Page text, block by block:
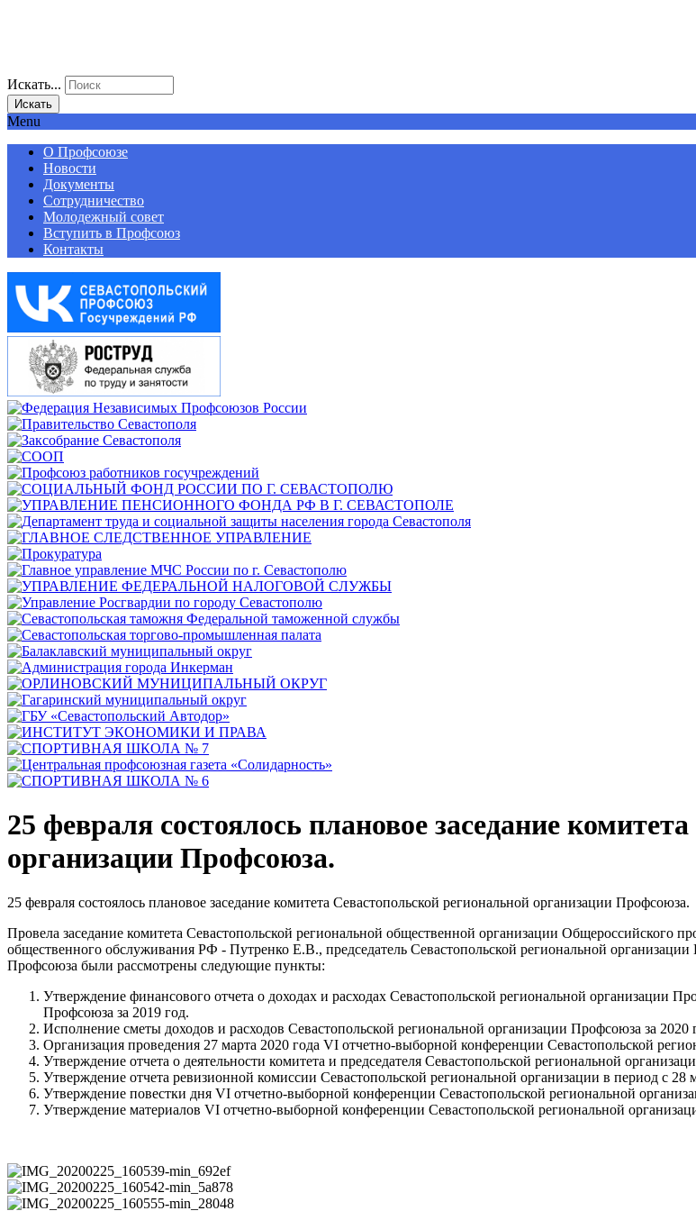
Искать...
Искать
Menu
О Профсоюзе
Новости
Документы
Сотрудничество
Молодежный совет
Вступить в Профсоюз
Контакты
25 февраля состоялось плановое заседание
организации Профсоюза.
25 февраля состоялось плановое заседание комитета Севастопольской региональной организации Профсоюза.
Провела заседание комитета Севастопольской региональной общественной организации Общероссийского
общественного обслуживания РФ - Путренко Е.В., председатель Севастопольской региональной
Профсоюза были рассмотрены следующие пункты:
Утверждение финансового отчета о доходах и расходах Севастопольской региональной организации
Профсоюза за 2019 год.
Исполнение сметы доходов и расходов Севастопольской региональной организации Профсоюза за 2020
Организация проведения 27 марта 2020 года VI отчетно-выборной конференции Севастопольской
Утверждение отчета о деятельности комитета и председателя Севастопольской региональной
Утверждение отчета ревизионной комиссии Севастопольской региональной организации в период с 28
Утверждение повестки дня VI отчетно-выборной конференции Севастопольской региональной
Утверждение материалов VI отчетно-выборной конференции Севастопольской региональной